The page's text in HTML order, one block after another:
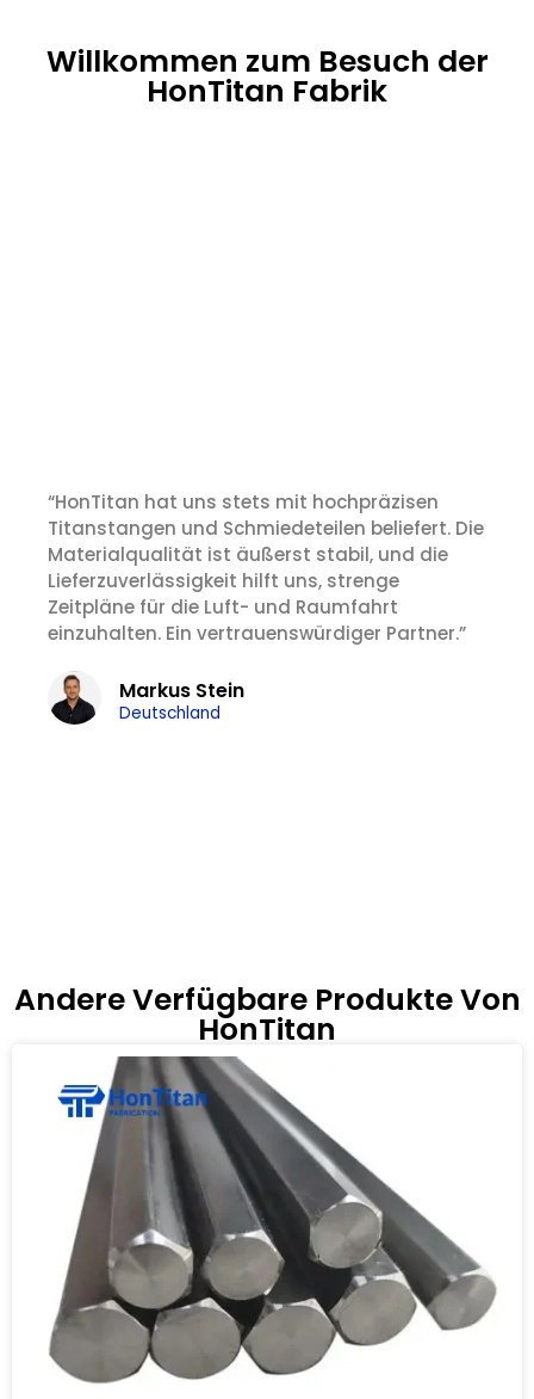
Willkommen zum Besuch der
HonTitan Fabrik
“HonTitan hat uns stets mit hochpräzisen
Titanstangen und Schmiedeteilen beliefert. Die
Materialqualität ist äußerst stabil, und die
Lieferzuverlässigkeit hilft uns, strenge
Zeitpläne für die Luft- und Raumfahrt
einzuhalten. Ein vertrauenswürdiger Partner.”
Markus Stein
Deutschland
Andere Verfügbare Produkte Von
HonTitan